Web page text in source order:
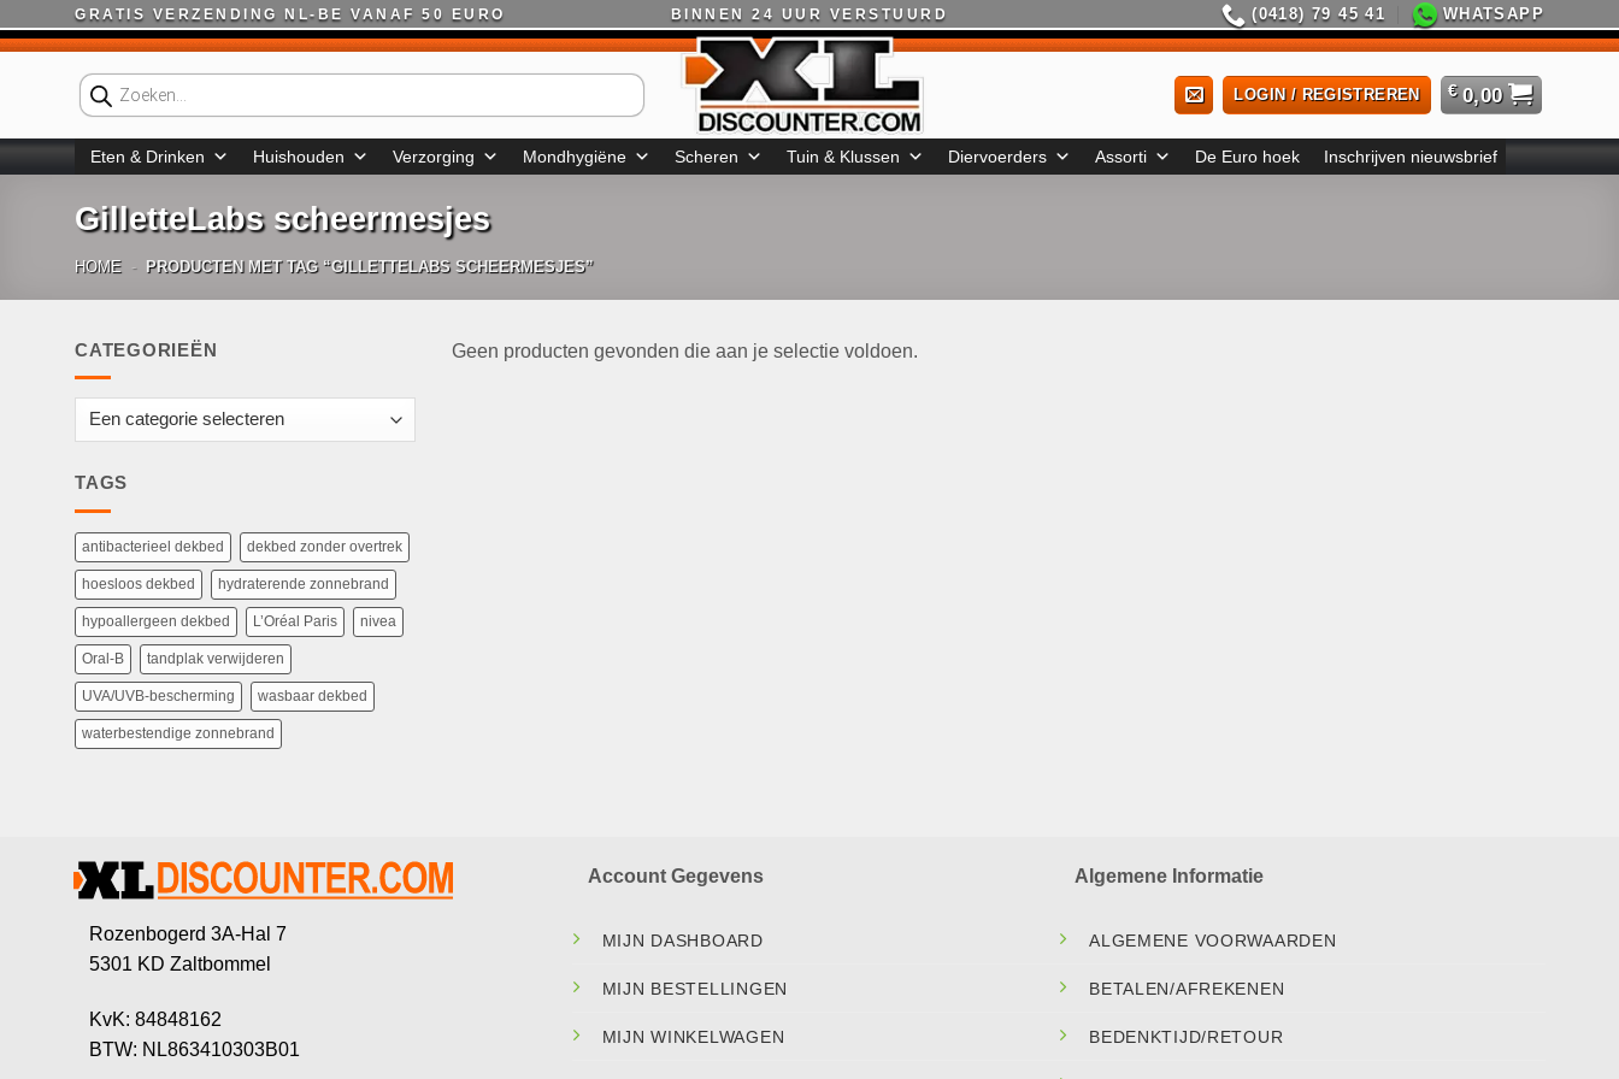
naar
GRATIS VERZENDING NL-BE VANAF 50 EURO BINNEN 24 UUR VERSTUURD (0418) 79 45 41 WHATSAPP
Producten
zoeken
LOGIN / REGISTREREN € 0,00
Eten & Drinken Huishouden Verzorging Mondhygiëne Scheren Tuin & Klussen Diervoerders Assorti De Euro hoek Inschrijven nieuwsbrief
GilletteLabs scheermesjes
HOME - PRODUCTEN MET TAG “GILLETTELABS SCHEERMESJES”
CATEGORIEËN
TAGS
antibacterieel dekbed dekbed zonder overtrek
hoesloos dekbed hydraterende zonnebrand
hypoallergeen dekbed L’Oréal Paris nivea
Oral-B tandplak verwijderen
UVA/UVB-bescherming wasbaar dekbed
waterbestendige zonnebrand
Geen producten gevonden die aan je selectie voldoen.
Rozenbogerd 3A-Hal 7
5301 KD Zaltbommel
KvK: 84848162
BTW: NL863410303B01
Account Gegevens
MIJN DASHBOARD
MIJN BESTELLINGEN
MIJN WINKELWAGEN
Algemene Informatie
ALGEMENE VOORWAARDEN
BETALEN/AFREKENEN
BEDENKTIJD/RETOUR